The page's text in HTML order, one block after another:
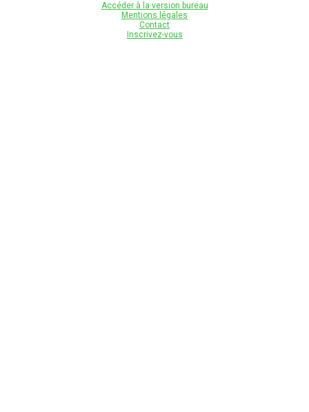
Accéder à la version bureau
Mentions légales
Contact
Inscrivez-vous